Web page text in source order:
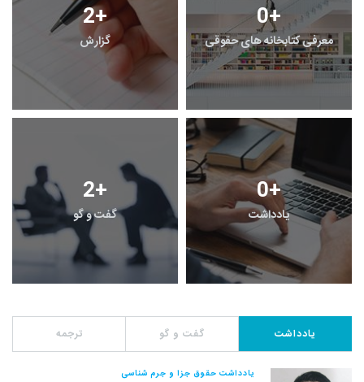
2+
گزارش
0+
معرفی کتابخانه های حقوقی
2+
گفت و گو
0+
یادداشت
یادداشت گفت و گو ترجمه
یادداشت حقوق جزا و جرم شناسی